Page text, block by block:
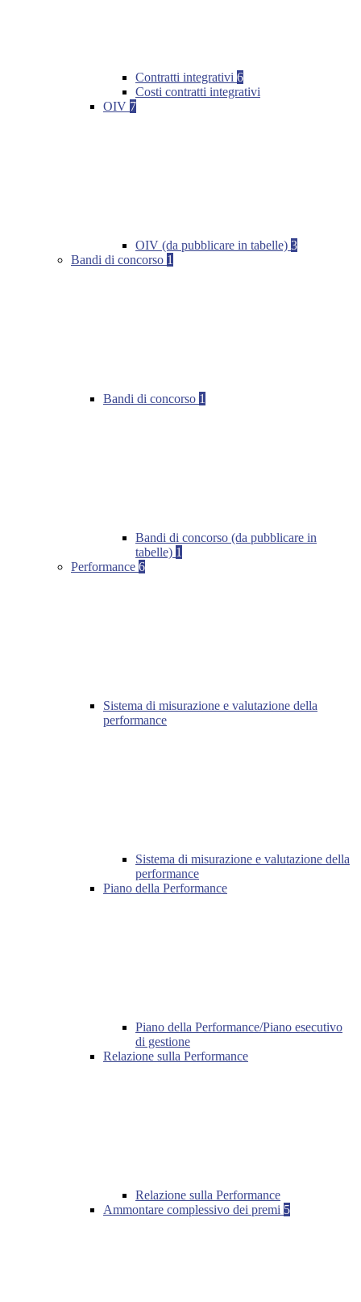
Contratti integrativi 6
Costi contratti integrativi
OIV 7
OIV (da pubblicare in tabelle) 3
Bandi di concorso 1
Bandi di concorso 1
Bandi di concorso (da pubblicare in
tabelle) 1
Performance 6
Sistema di misurazione e valutazione della
performance
Sistema di misurazione e valutazione della
performance
Piano della Performance
Piano della Performance/Piano esecutivo
di gestione
Relazione sulla Performance
Relazione sulla Performance
Ammontare complessivo dei premi 5